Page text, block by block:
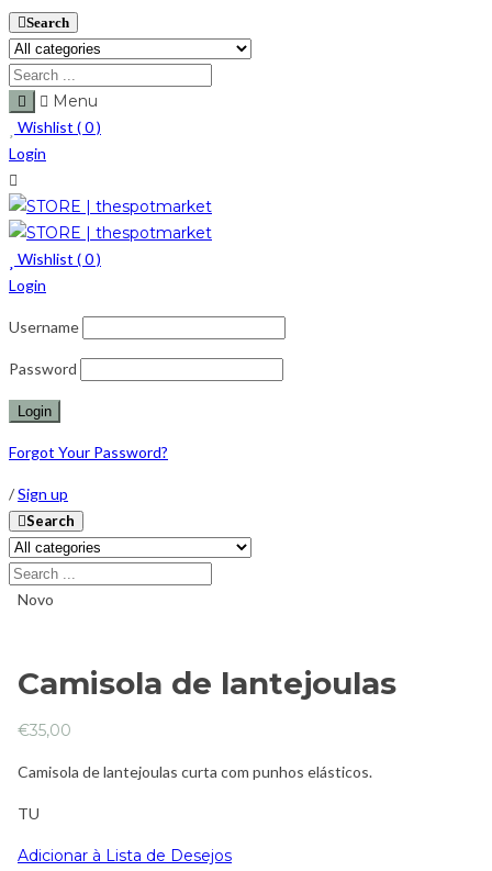
Search
Menu
Wishlist (0)
Login
Wishlist (0)
Login
Username
Password
Forgot Your Password?
/Sign up
Search
Novo
Camisola de lantejoulas
€35,00
Camisola de lantejoulas curta com punhos elásticos.
TU
Adicionar à Lista de Desejos